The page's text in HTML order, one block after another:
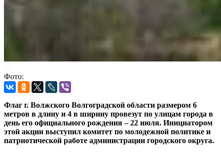
Фото:
Флаг г. Волжского Волгоградской области размером 6
метров в длину и 4 в ширину провезут по улицам города в
день его официального рождения – 22 июля. Инициатором
этой акции выступил комитет по молодежной политике и
патриотической работе администрации городского округа.